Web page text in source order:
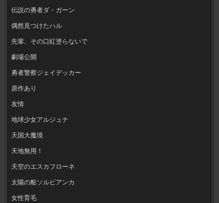
伝説の勇者ダ・ガーン
偶然見つけたハル
先輩、その口紅塗らないで
劇場公開
勇者警察ジェイデッカー
原作あり
友情
地球少女アルジュナ
天国大魔境
天地無用！
天空のエスカフローネ
太陽の船ソルビアンカ
女性育毛